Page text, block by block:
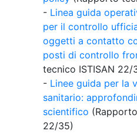
- Linea guida
per il controllo
oggetti a contatto
posti di controllo
tecnico ISTISAN 22/
- Linee guida per la
sanitario:
scientifico
22/35)